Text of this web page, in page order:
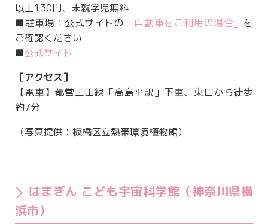
以上130円、未就学児無料
■駐車場：公式サイトの 「自動車をご利用の場合」 を
ご確認ください
■公式サイト
［アクセス］
【電車】都営三田線「高島平駅」下車、東口から徒歩
約7分
（写真提供：板橋区立熱帯環境植物館）
はまぎん こども宇宙科学館（神奈川県横
浜市）